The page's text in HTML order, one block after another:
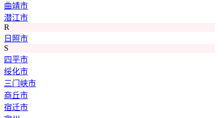
曲靖市
潜江市
R
日照市
S
四平市
绥化市
三门峡市
商丘市
宿迁市